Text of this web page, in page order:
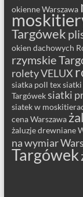
okienne Warszawa
Targówek
okien dachowych
rzymskie
rolety VELUX
siatka poll texsiatki
Targóweksiatki
siatek w
cena Warszawa
żaluzje drewniane
na wymiar
Targówek